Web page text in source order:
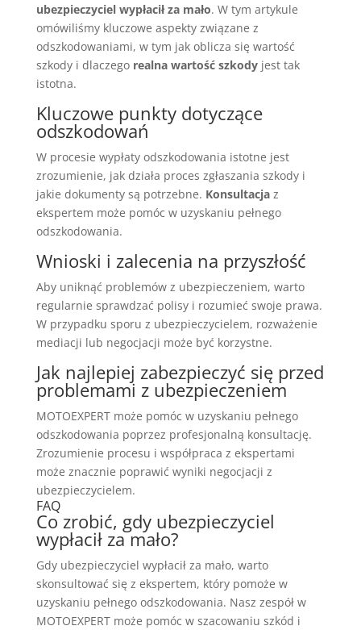
ubezpieczyciel wypłacił za mało. W tym artykule
omówiliśmy kluczowe aspekty związane z
odszkodowaniami, w tym jak oblicza się wartość
szkody i dlaczego realna wartość szkodyjest tak
istotna.
Kluczowe punkty dotyczące
odszkodowań
W procesie wypłaty odszkodowania istotne jest
zrozumienie, jak działa proces zgłaszania szkody i
jakie dokumenty są potrzebne. Konsultacjaz
ekspertem może pomóc w uzyskaniu pełnego
odszkodowania.
Wnioski i zalecenia na przyszłość
Aby uniknąć problemów z ubezpieczeniem, warto
regularnie sprawdzać polisy i rozumieć swoje prawa.
W przypadku sporu z ubezpieczycielem, rozważenie
mediacji lub negocjacji może być korzystne.
Jak najlepiej zabezpieczyć się przed
problemami z ubezpieczeniem
MOTOEXPERT może pomóc w uzyskaniu pełnego
odszkodowania poprzez profesjonalną konsultację.
Zrozumienie procesu i współpraca z ekspertami
może znacznie poprawić wyniki negocjacji z
ubezpieczycielem.
FAQ
Co zrobić, gdy ubezpieczyciel
wypłacił za mało?
Gdy ubezpieczyciel wypłacił za mało, warto
skonsultować się z ekspertem, który pomoże w
uzyskaniu pełnego odszkodowania. Nasz zespół w
MOTOEXPERT może pomóc w szacowaniu szkód i